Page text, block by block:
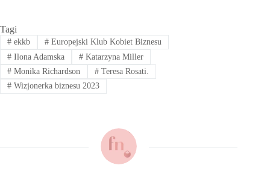
Tagi
#ekkb #Europejski Klub Kobiet Biznesu
#Ilona Adamska #Katarzyna Miller
#Monika Richardson #Teresa Rosati.
#Wizjonerka biznesu 2023